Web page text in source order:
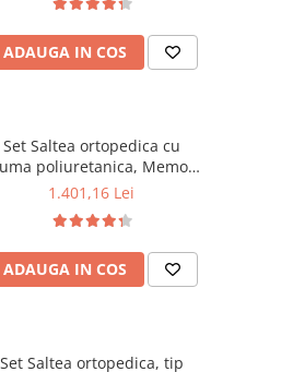
aerisire perimetral, Saltex
plus 2 perne matlasate
50x70cm, lavabile
la 60°C
ADAUGA IN COS
Set Saltea ortopedica cu
poliuretanica, Memory
Foam 5 cm Paris,
de aerisire perimetral
plus 2 perne matlasate
50x70cm, lavabile
la 60°C
1.401,16 Lei
ADAUGA IN COS
Set Saltea ortopedica, tip